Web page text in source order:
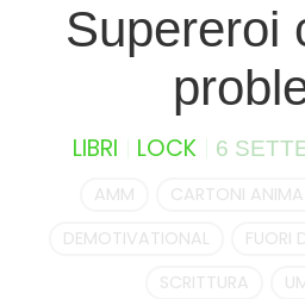
Supereroi
LIBRI LOCK 6
AMM CARTONI
DEMOTIVATIONAL
FUORI
SCRITTURA